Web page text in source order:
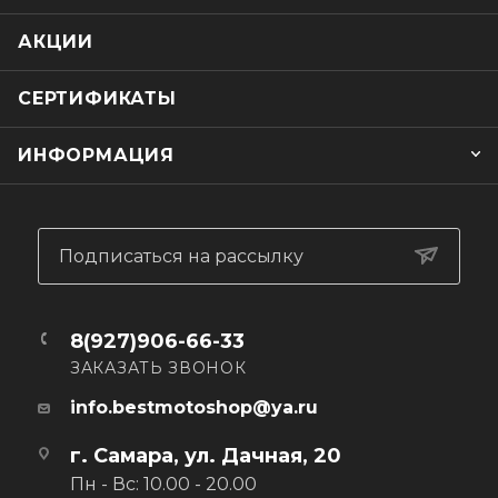
АКЦИИ
СЕРТИФИКАТЫ
ИНФОРМАЦИЯ
г. Самара, ул. Дачная, 20
Пн - Вс: 10.00 - 20.00
Подписаться на рассылку
8(927)906-66-33
ЗАКАЗАТЬ ЗВОНОК
info.bestmotoshop@ya.ru